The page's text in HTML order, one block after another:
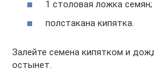
1 столовая ложка семян;
полстакана кипятка.
Залейте семена кипятком и
остынет.